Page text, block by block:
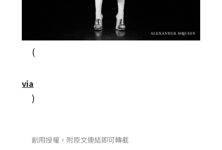
(
via
)
創用授權，附原文連結即可轉載